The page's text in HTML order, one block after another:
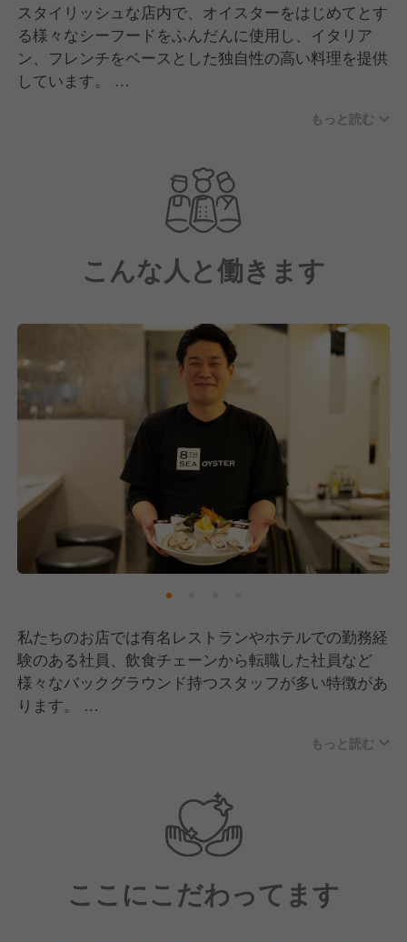
スタイリッシュな店内で、オイスターをはじめてとす
る様々なシーフードをふんだんに使用し、イタリア
ン、フレンチをベースとした独自性の高い料理を提供
しています。
ネラル・オイスターグループ
"Everybody Oyster"というビジョンに基づき、独自の
特許技術で世界一安心安全で美味しい牡蠣を提供して
牡蠣が苦手なお客さんには“牡蠣の概念”を丸っと変え
牡蠣好きのグルメなお客さんからは“とても美味しか
ったよ”と帰り際に言ってくれたり。
“スタッフ誰もが心の底から自信あるメニューを堂々
とオススメできる”のは当社にしかない大きな武器。
業界No1、唯一無二の商品力をもとに“カッキテキ”な
お食事体験をお客さんに提供しませんか？
リーダーポジションを狙える『成長性』があり、上の
ポジションが詰まっているから昇格できないというこ
とはありません。
実際に飲食未経験の方が入社後1年で店長になった
り、調理学校を卒業後、3年で料理長へ就任したりと
社歴や年齢関係なくキャリアアップできる風土となっ
ています。
長く楽しく働ける環境で、新しいキャリアを目指して
もっと読む
こんな人と働きます
私たちのお店では有名レストランやホテルでの勤務経
験のある社員、飲食チェーンから転職した社員など
様々なバックグラウンド持つスタッフが多い特徴があ
ります。
・他飲食企業から転職 ⇒半年でSV⇒３年後営業本
部長 ⇒3年後子会社社長
年齢や経歴関係なくスキルとマインドセット次第で他
社よりも早く着実にキャリアアップできる環境があり
もっと読む
ここにこだわってます